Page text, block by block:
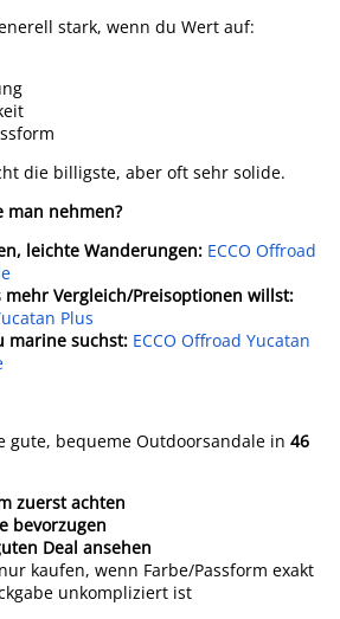
stark, wenn du Wert auf:
die billigste, aber oft sehr solide.
man nehmen?
leichte Wanderungen: ECCO Offroad
mehr Vergleich/Preisoptionen willst:
Plus
marine suchst: ECCO Offroad Yucatan
gute, bequeme Outdoorsandale in 46
zuerst achten
bevorzugen
Deal ansehen
kaufen, wenn Farbe/Passform exakt
unkompliziert ist